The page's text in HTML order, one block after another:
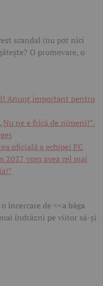
scandal (nu pot nici
O promovare, o
Anunț important pentru
ne e frică de nimeni!”.
oficială a echipei FC
2027 vom avea cel mai
încercare de <<a băga
îndrăzni pe viitor să-și